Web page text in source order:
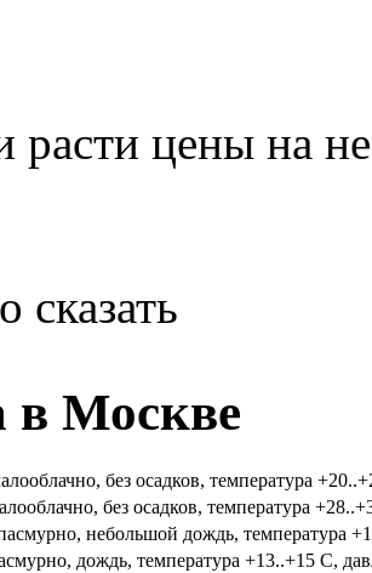
расти цены на
сказать
в Москве
без осадков, температура
без осадков, температура
небольшой дождь, температура
дождь, температура +13..+15 С,